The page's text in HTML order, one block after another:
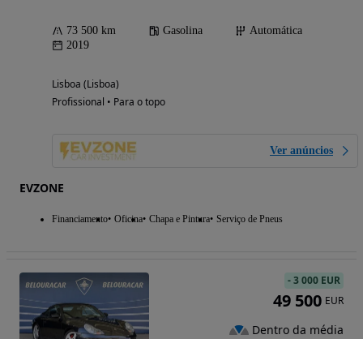
73 500 km Gasolina
Automática
2019
Lisboa (Lisboa)
Profissional • Para o topo
Ver anúncios
EVZONE
Financiamento Oficina Chapa e Pintura Serviço de Pneus
-3 000 EUR
49 500 EUR
Dentro da média